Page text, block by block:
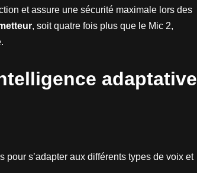
et assure une sécurité maximale lors des
, soit quatre fois plus que le Mic 2,
adaptative
s’adapter aux différents types de voix et